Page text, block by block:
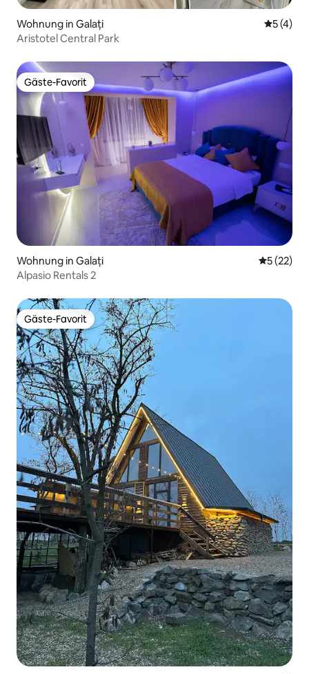
Wohnung in Galați
5 (4)
Aristotel Central Park
Gäste-Favorit
Gäste-Favorit
Wohnung in Galați
5 (22)
Alpasio Rentals 2
Gäste-Favorit
Gäste-Favorit